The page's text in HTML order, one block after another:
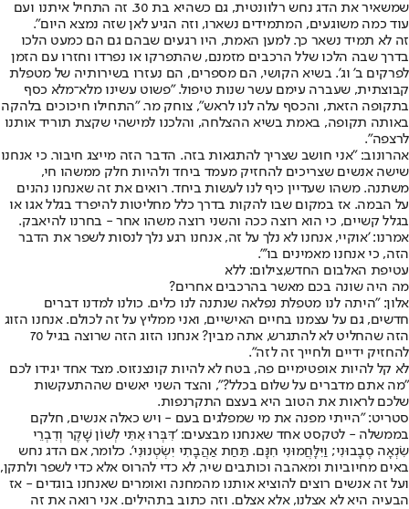
שמשאיר את הדג נחש רלוונטית, גם כשהיא בת 30. זה התחיל איתנו ועם
עוד כמה משוגעים, המתמידים נשארו, וזה הגיע לאן שזה נמצא היום".
זה לא תמיד נשאר כך. למען האמת, היו רגעים שבהם גם הם כמעט הלכו
בדרך שבה הלכו שלל הרכבים מזמנם, שהתפרקו או נפרדו וחזרו עם הזמן
לפרקים ב' וג'. בשיא הקושי, הם מספרים, הם נעזרו בשירותיה של מטפלת
קבוצתית, שעברה עימם עשר שנות טיפול. "פשוט עשינו מלא־מלא כסף
בתקופה הזאת, והכסף עלה לנו לראש", צוחק מר. "התחילו חיכוכים בלהקה
באותה תקופה, באמת בשיא ההצלחה, והלכנו למישהי שקצת תוריד אותנו
לרצפה".
אהרונוב: "אני חושב שצריך להתגאות בזה. הדבר הזה מייצג חיבור. כי אנחנו
שישה אנשים שצריכים להחזיק מעמד ביחד ולהיות חלק ממשהו חי,
משתנה. משהו שעדיין כיף לנו לעשות ביחד. רואים את זה שאנחנו נהנים
על הבמה. אז במקום שבו להקות בדרך כלל מחליטות להיפרד בגלל אגו או
בגלל קשיים, כי הוא רוצה ככה והשני רוצה משהו אחר - בחרנו להיאבק.
אמרנו: 'אוקיי, אנחנו לא נלך על זה, אנחנו רגע נלך לנסות לשפר את הדבר
הזה, כי אנחנו מאמינים בו'".
עטיפת האלבום החדש,צילום: ללא
מה היה שונה בכם מאשר בהרכבים אחרים?
אלון: "היתה לנו מטפלת נפלאה שנתנה לנו כלים. כולנו למדנו דברים
חדשים, גם על עצמנו בחיים האישיים, ואני ממליץ על זה לכולם. אנחנו הזוג
הזה שהחליט לא להתגרש, אתה מבין? אנחנו הזוג הזה שרוצה בגיל 70
להחזיק ידיים ולחייך זה לזה".
לא קל להיות אופטימיים פה, בטח לא להיות קונצנזוס. מצד אחד יגידו לכם
"מה אתם מדברים על שלום בכלל?", והצד השני יאשים שההתעקשות
שלכם לראות את הטוב היא בעצם התקרנפות.
סטריט: "הייתי מפנה את מי שמפלגים בעם - ויש כאלה אנשים, חלקם
בממשלה - לטקסט אחד שאנחנו מבצעים: 'דִּבְּרוּ אִתִּי לְשׁוֹן שָׁקֶר וְדִבְרֵי
שִׂנְאָה סְבָבוּנִי; וַיִּלָּחֲמוּנִי חִנָּם. תַּחַת אַהֲבָתִי יִשְׂטְנוּנִי'. כלומר, אם הדג נחש
באים מחיוביות ומאהבה וכותבים שיר, לא כדי להרוס אלא כדי לשפר ולתקן,
ועל זה אנשים רוצים להוציא אותנו מהמחנה ואומרים שאנחנו בוגדים - אז
הבעיה היא לא אצלנו, אלא אצלם. וזה כתוב בתהילים. אני רואה את זה